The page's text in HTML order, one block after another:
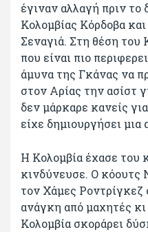
έγιναν αλλαγή πριν
Κολομβίας Κόρδοβα
Σεναγιά. Στη θέση του
που είναι πιο
άμυνα της Γκάνας να
στον Αρίας την ασίστ
δεν μάρκαρε κανείς
είχε δημιουργήσει
Η Κολομβία έχασε του
κινδύνευσε. Ο κόουτς
τον Χάμες Ροντρίγκεζ
ανάγκη από μαχητές
Κολομβία σκοράρει